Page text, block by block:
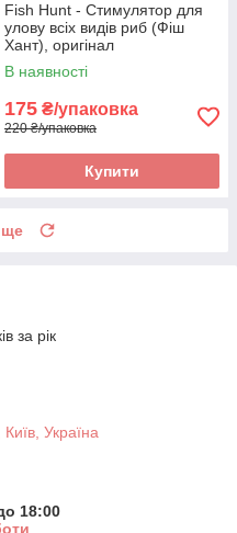
Fish Hunt - Стимулятор для
улову всіх видів риб (Фіш
Хант), оригінал
В наявності
175 ₴/упаковка
220 ₴/упаковка
Купити
ще
за рік
Україна
18:00